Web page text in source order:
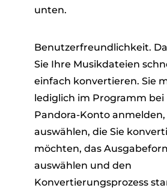
unten.
Benutzerfreundlichkeit.
Sie Ihre Musikdateien
einfach konvertieren. Sie
lediglich im Programm bei
Pandora-Konto anmelden,
auswählen, die Sie
möchten, das
auswählen und den
Konvertierungsprozess